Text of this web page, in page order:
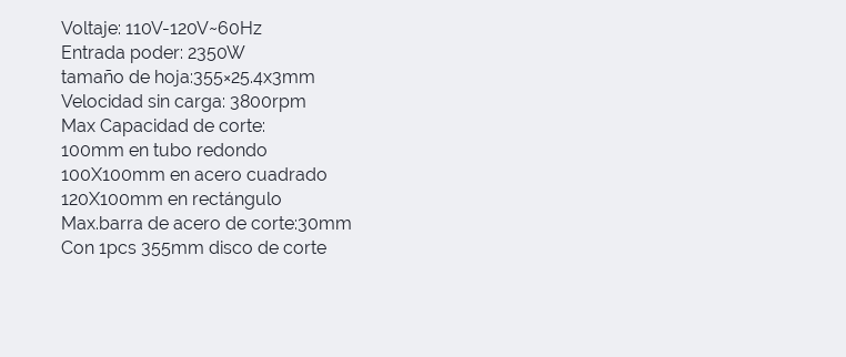
Voltaje: 110V-120V~60Hz
Entrada poder: 2350W
tamaño de hoja:355×25.4x3mm
Velocidad sin carga: 3800rpm
Max Capacidad de corte:
100mm en tubo redondo
100X100mm en acero cuadrado
120X100mm en rectángulo
Max.barra de acero de corte:30mm
Con 1pcs 355mm disco de corte